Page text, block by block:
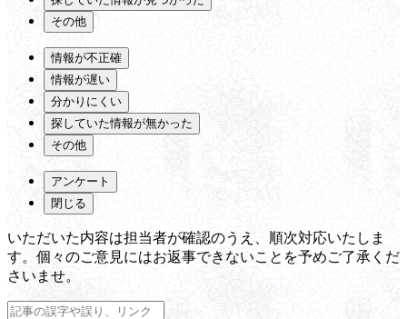
その他
情報が不正確
情報が遅い
分かりにくい
探していた情報が無かった
その他
アンケート
閉じる
いただいた内容は担当者が確認のうえ、順次対応いたしま
す。個々のご意見にはお返事できないことを予めご了承くだ
さいませ。